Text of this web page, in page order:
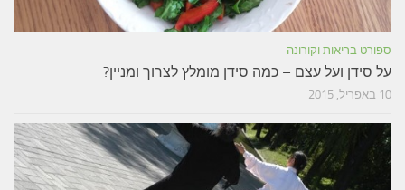
ספורט בריאות וקורונה
על סידן ועל עצם – כמה סידן מומלץ לצרוך ומניין?
10 באפריל, 2015